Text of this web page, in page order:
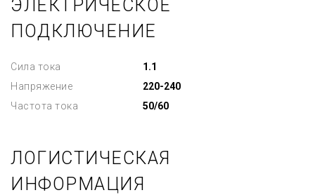
ЭЛЕКТРИЧЕСКОЕ
ПОДКЛЮЧЕНИЕ
Сила тока
1.1
Напряжение
220-240
Частота тока
50/60
ЛОГИСТИЧЕСКАЯ
ИНФОРМАЦИЯ